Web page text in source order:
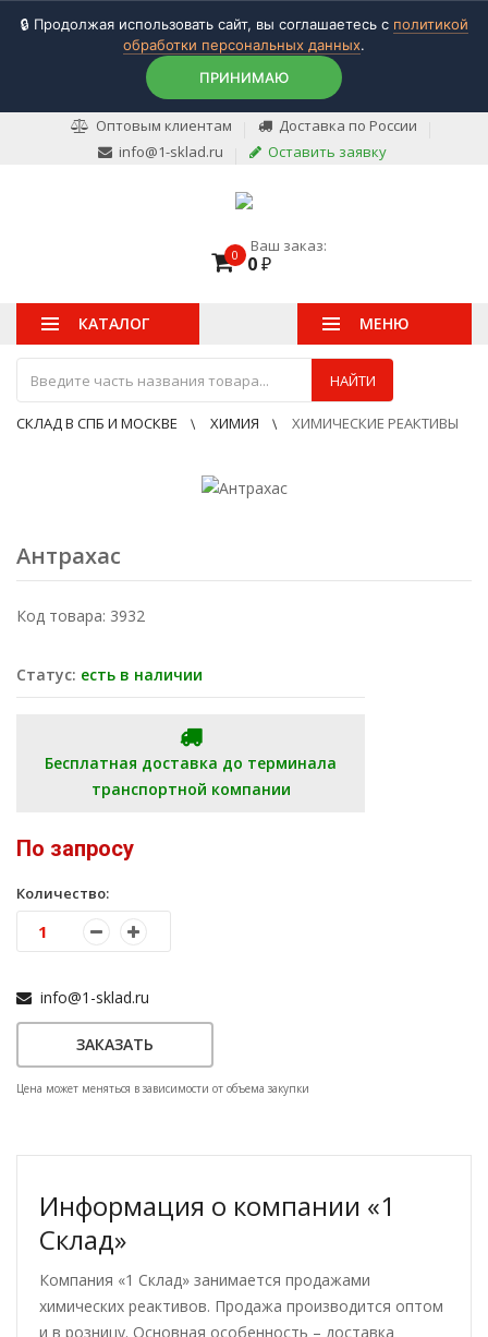
🔒 Продолжая использовать сайт, вы соглашаетесь с политикой
обработки персональных данных.
ПРИНИМАЮ
Оптовым клиентам
Доставка по России
info@1-sklad.ru
Оставить заявку
0 Ваш заказ:
0₽
КАТАЛОГ
НАЙТИ
МЕНЮ
СКЛАД В СПБ И МОСКВЕ ХИМИЯ ХИМИЧЕСКИЕ РЕАКТИВЫ
Антрахас
Код товара: 3932
Статус: есть в наличии
Бесплатная доставка до терминала
транспортной компании
По запросу
Количество:
info@1-sklad.ru
ЗАКАЗАТЬ
Цена может меняться в зависимости от объема закупки
Информация о компании «1
Склад»
Компания «1 Склад» занимается продажами
химических реактивов. Продажа производится оптом
и в розницу. Основная особенность – доставка